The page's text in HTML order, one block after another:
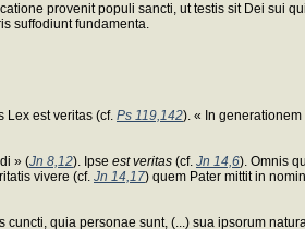
provenit populi sancti, ut testis sit Dei sui
suffodiunt fundamenta.
Lex est veritas (cf. Ps 119,142). « In
» (Jn 8,12). Ipse est veritas (cf. Jn 14,6). Omnis
vivere (cf. Jn 14,17) quem Pater mittit in
quia personae sunt, (...) sua ipsorum